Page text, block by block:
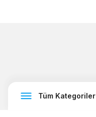
Tüm Kategoriler